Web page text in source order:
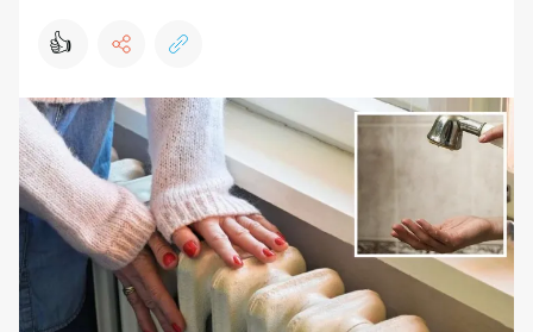
👍